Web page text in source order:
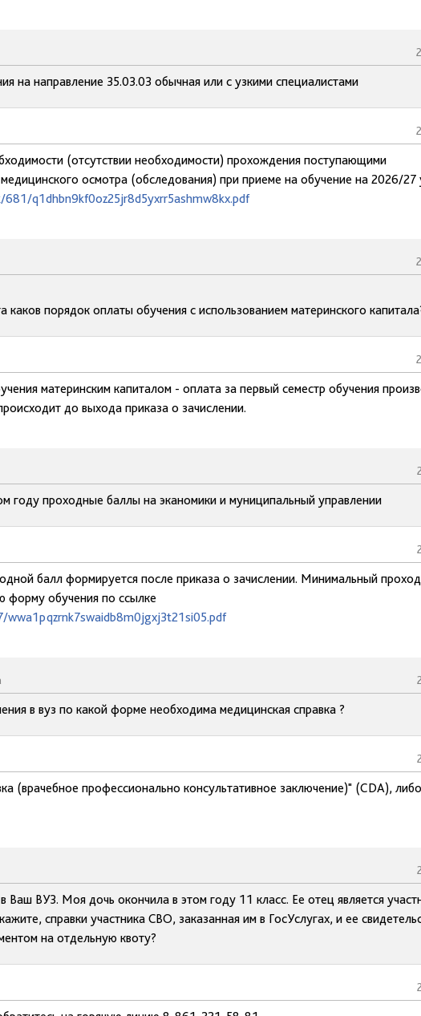
на направление 35.03.03 обычная или с узкими специалистами
(отсутствии необходимости) прохождения поступающими
осмотра (обследования) при приеме на обучение на 2026/27
q1dhbn9kf0oz25jr8d5yxrr5ashmw8kx.pdf
каков порядок оплаты обучения с использованием материнского
материнским капиталом - оплата за первый семестр обучения
до выхода приказа о зачислении.
году проходные баллы на эканомики и муниципальный управлении
балл формируется после приказа о зачислении. Минимальный
форму обучения по ссылке
в вуз по какой форме необходима медицинская справка ?
(врачебное профессионально консультативное заключение)" (CDA),
ВУЗ. Моя дочь окончила в этом году 11 класс. Ее отец является
справки участника СВО, заказанная им в ГосУслугах, и ее
на отдельную квоту?